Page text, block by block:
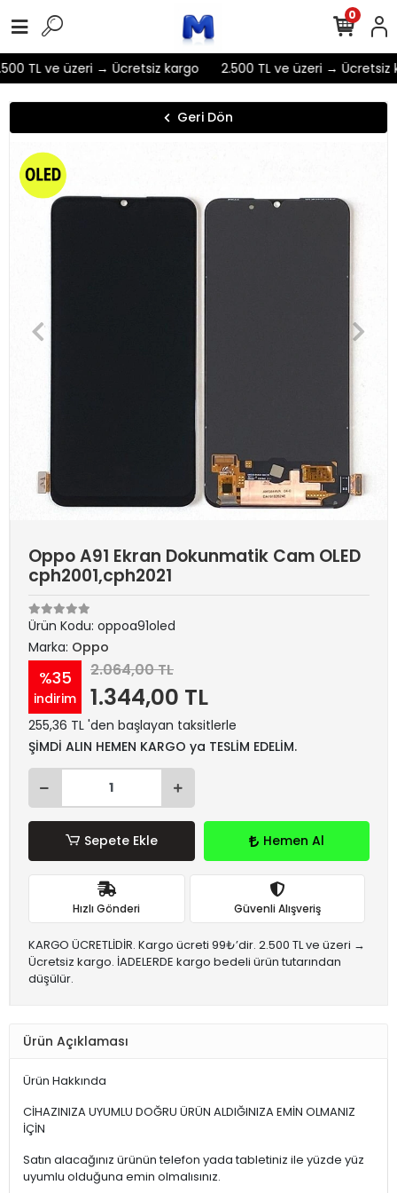
TL ve üzeri → Ücretsiz kargo 2.500 TL ve üzeri → Ücretsiz
0
Geri Dön
Oppo A91 Ekran Dokunmatik Cam OLED
cph2001,cph2021
Ürün Kodu: oppoa91oled
Marka: Oppo
%35
indirim
2.064,00 TL
1.344,00 TL
255,36 TL 'den başlayan taksitlerle
ŞİMDİ ALIN HEMEN KARGO ya TESLİM EDELİM.
Sepete Ekle Hemen Al
Hızlı Gönderi Güvenli Alışveriş
KARGO ÜCRETLİDİR. Kargo ücreti 99₺’dir. 2.500 TL ve üzeri →
Ücretsiz kargo. İADELERDE kargo bedeli ürün tutarından
düşülür.
Ürün Açıklaması
Ürün Hakkında
CİHAZINIZA UYUMLU DOĞRU ÜRÜN ALDIĞINIZA EMİN OLMANIZ
İÇİN
Satın alacağınız ürünün telefon yada tabletiniz ile yüzde yüz
uyumlu olduğuna emin olmalısınız.